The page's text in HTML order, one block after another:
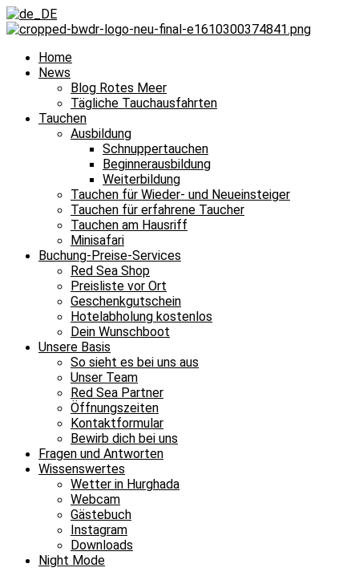
Home
News
Blog Rotes Meer
Tägliche Tauchausfahrten
Tauchen
Ausbildung
Schnuppertauchen
Beginnerausbildung
Weiterbildung
Tauchen für Wieder- und Neueinsteiger
Tauchen für erfahrene Taucher
Tauchen am Hausriff
Minisafari
Buchung-Preise-Services
Red Sea Shop
Preisliste vor Ort
Geschenkgutschein
Hotelabholung kostenlos
Dein Wunschboot
Unsere Basis
So sieht es bei uns aus
Unser Team
Red Sea Partner
Öffnungszeiten
Kontaktformular
Bewirb dich bei uns
Fragen und Antworten
Wissenswertes
Wetter in Hurghada
Webcam
Gästebuch
Instagram
Downloads
Night Mode